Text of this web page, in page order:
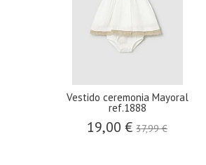
Vestido ceremonia Mayoral
ref.1888
19,00 €37,99 €